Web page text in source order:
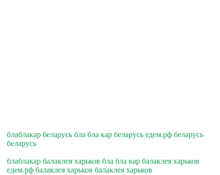
блаблакар беларусь бла бла кар беларусь едем.рф беларусь
беларусь
блаблакар балаклея харьков бла бла кар балаклея харьков
едем.рф балаклея харьков балаклея харьков